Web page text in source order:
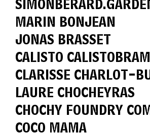
MARIN BONJEAN
JONAS BRASSET
CALISTO
CLARISSE CHARLOT-
LAURE CHOCHEYRAS
CHOCHY FOUNDRY
COCO MAMA